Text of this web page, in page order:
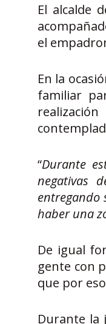
El alcalde
el
En la
familiar
“Durante
negativas
entregando
haber una
De igual
gente con
que por
Durante la